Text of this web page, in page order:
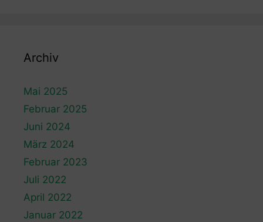
Archiv
Mai 2025
Februar 2025
Juni 2024
März 2024
Februar 2023
Juli 2022
April 2022
Januar 2022